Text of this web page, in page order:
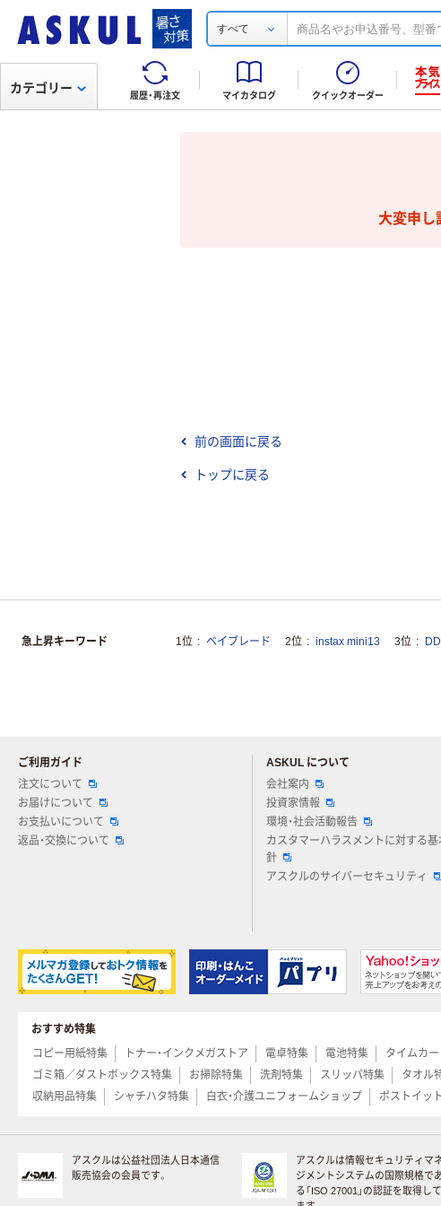
すべて
履歴・再注文 マイカタログ クイックオーダー
カテゴリー
大変申し
前の画面に戻る
トップに戻る
急上昇キーワード 1位 ベイブレード 2位 instax mini13 3位
ご利用ガイド
注文について
お届けについて
お支払いについて
返品・交換について
ASKUL について
会社案内
投資家情報
環境・社会活動報告
カスタマーハラスメントに対する基
針
アスクルのサイバーセキュリティ
おすすめ特集
コピー用紙特集
トナー・インクメガストア 電卓特集 電池特集 タイムカ
ゴミ箱／ダストボックス特集
お掃除特集 洗剤特集 スリッパ特集 タオル
収納用品特集
シャチハタ特集 白衣・介護ユニフォームショップ ポストイッ
アスクルは公益社団法人日本通信
販売協会の会員です。
アスクルは情報セキュリティマ
ジメントシステムの国際規格で
る「ISO 27001」の認証を取得し